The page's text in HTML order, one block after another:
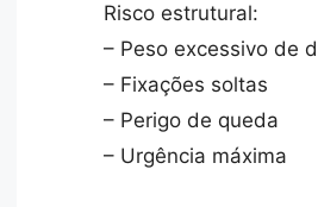
Risco estrutural:
– Peso excessivo de
– Fixações soltas
– Perigo de queda
– Urgência máxima